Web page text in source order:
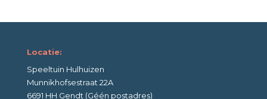
Locatie:
Speeltuin Hulhuizen
Munnikhofsestraat 22A
6691 HH Gendt (Géén postadres)